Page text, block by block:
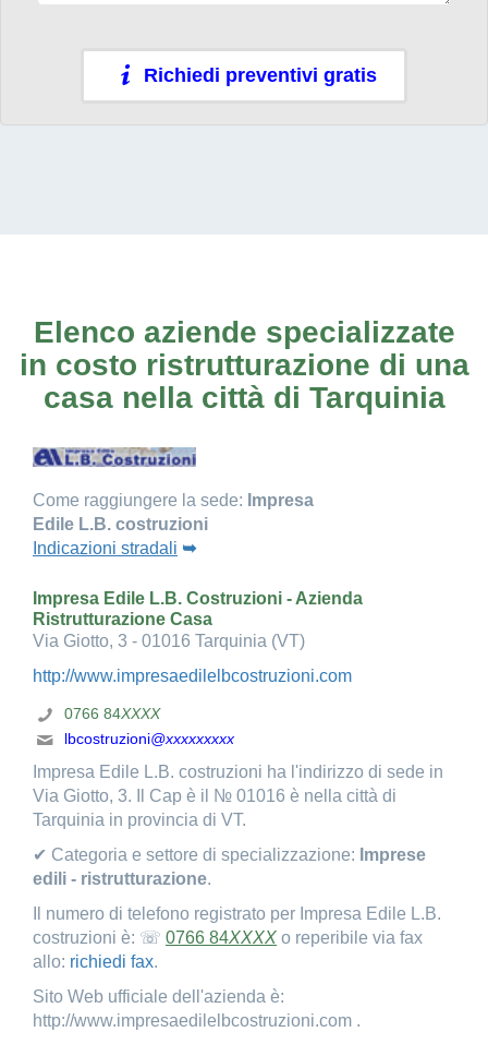
Richiedi preventivi gratis
Elenco aziende specializzate
in costo ristrutturazione di una
casa nella città di Tarquinia
Come raggiungere la sede: Impresa
Edile L.B. costruzioni
Indicazioni stradali ➥
Impresa Edile L.B. Costruzioni - Azienda
Ristrutturazione Casa
Via Giotto, 3 - 01016 Tarquinia (VT)
http://www.impresaedilelbcostruzioni.com
0766 84XXXX
lbcostruzioni@xxxxxxxxx
Impresa Edile L.B. costruzioni ha l'indirizzo di sede in
Via Giotto, 3. Il Cap è il № 01016 è nella città di
Tarquinia in provincia di VT.
✔ Categoria e settore di specializzazione: Imprese
edili - ristrutturazione.
Il numero di telefono registrato per Impresa Edile L.B.
costruzioni è: ☏ 0766 84XXXX o reperibile via fax
allo: richiedi fax.
Sito Web ufficiale dell'azienda è:
http://www.impresaedilelbcostruzioni.com .